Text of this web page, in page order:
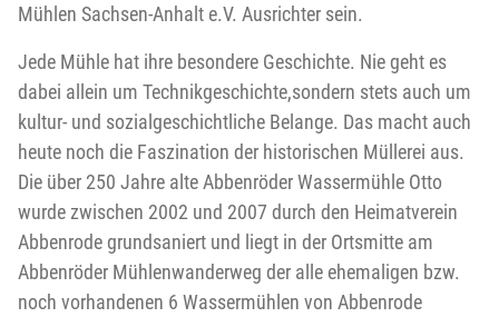
Mühlen Sachsen-Anhalt e.V. Ausrichter sein.
Jede Mühle hat ihre besondere Geschichte. Nie geht es
dabei allein um Technikgeschichte,sondern stets auch um
kultur- und sozialgeschichtliche Belange. Das macht auch
heute noch die Faszination der historischen Müllerei aus.
Die über 250 Jahre alte Abbenröder Wassermühle Otto
wurde zwischen 2002 und 2007 durch den Heimatverein
Abbenrode grundsaniert und liegt in der Ortsmitte am
Abbenröder Mühlenwanderweg der alle ehemaligen bzw.
noch vorhandenen 6 Wassermühlen von Abbenrode